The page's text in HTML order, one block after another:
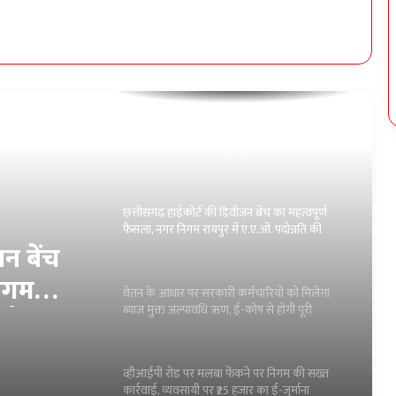
के नाली निर्माण कार्य का भूमिपूजन
वेतन के आधार पर सरकारी कर्मचारियों को मिलेगा
ब्याज मुक्त अल्पावधि ऋण, ई-कोष से होगी पूरी
व्हीआईपी रोड पर मलबा फेंकने पर निगम की सख्त
कार्रवाई, व्यवसायी पर ₹25 हजार का ई-जुर्माना
सोनाखान की बैठक नरधा में संपन्न, विधायक कविता
हुई शामिल:-युधिष्ठिर नायक